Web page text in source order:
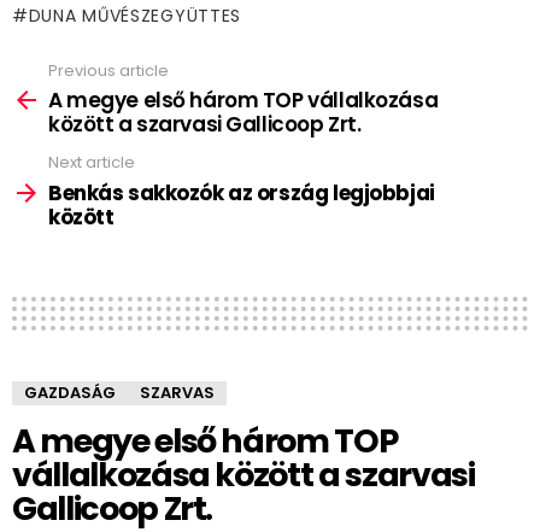
DUNA MŰVÉSZEGYÜTTES
more
Previous article
A megye első három TOP vállalkozása
között a szarvasi Gallicoop Zrt.
Next article
Benkás sakkozók az ország legjobbjai
között
GAZDASÁG SZARVAS
A megye első három TOP
vállalkozása között a szarvasi
Gallicoop Zrt.